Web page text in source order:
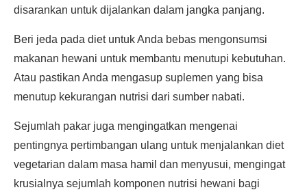
disarankan untuk dijalankan dalam jangka panjang.
Beri jeda pada diet untuk Anda bebas mengonsumsi
makanan hewani untuk membantu menutupi kebutuhan.
Atau pastikan Anda mengasup suplemen yang bisa
menutup kekurangan nutrisi dari sumber nabati.
Sejumlah pakar juga mengingatkan mengenai
pentingnya pertimbangan ulang untuk menjalankan diet
vegetarian dalam masa hamil dan menyusui, mengingat
krusialnya sejumlah komponen nutrisi hewani bagi